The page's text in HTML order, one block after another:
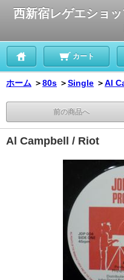
西新宿レゲエショ
カート
ホーム ＞80s ＞Single ＞Al
前の商品へ
Al Campbell / Riot